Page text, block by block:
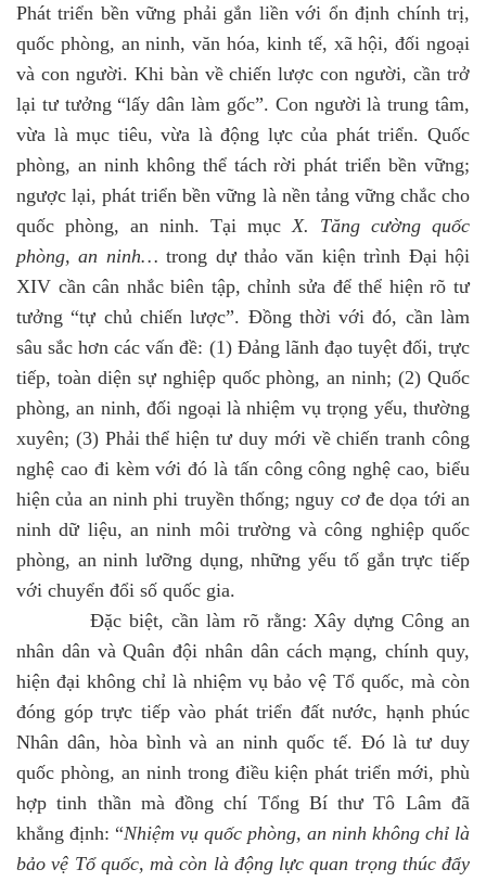
Phát triển bền vững phải gắn liền với ổn định chính trị,
quốc phòng, an ninh, văn hóa, kinh tế, xã hội, đối ngoại
và con người. Khi bàn về chiến lược con người, cần trở
lại tư tưởng “lấy dân làm gốc”. Con người là trung tâm,
vừa là mục tiêu, vừa là động lực của phát triển. Quốc
phòng, an ninh không thể tách rời phát triển bền vững;
ngược lại, phát triển bền vững là nền tảng vững chắc cho
quốc phòng, an ninh. Tại mục X. Tăng cường quốc
phòng, an ninh… trong dự thảo văn kiện trình Đại hội
XIV cần cân nhắc biên tập, chỉnh sửa để thể hiện rõ tư
tưởng “tự chủ chiến lược”. Đồng thời với đó, cần làm
sâu sắc hơn các vấn đề: (1) Đảng lãnh đạo tuyệt đối, trực
tiếp, toàn diện sự nghiệp quốc phòng, an ninh; (2) Quốc
phòng, an ninh, đối ngoại là nhiệm vụ trọng yếu, thường
xuyên; (3) Phải thể hiện tư duy mới về chiến tranh công
nghệ cao đi kèm với đó là tấn công công nghệ cao, biểu
hiện của an ninh phi truyền thống; nguy cơ đe dọa tới an
ninh dữ liệu, an ninh môi trường và công nghiệp quốc
phòng, an ninh lưỡng dụng, những yếu tố gắn trực tiếp
với chuyển đổi số quốc gia.
Đặc biệt, cần làm rõ rằng: Xây dựng Công an
nhân dân và Quân đội nhân dân cách mạng, chính quy,
hiện đại không chỉ là nhiệm vụ bảo vệ Tổ quốc, mà còn
đóng góp trực tiếp vào phát triển đất nước, hạnh phúc
Nhân dân, hòa bình và an ninh quốc tế. Đó là tư duy
quốc phòng, an ninh trong điều kiện phát triển mới, phù
hợp tinh thần mà đồng chí Tổng Bí thư Tô Lâm đã
khẳng định: “Nhiệm vụ quốc phòng, an ninh không chỉ là
bảo vệ Tổ quốc, mà còn là động lực quan trọng thúc đẩy